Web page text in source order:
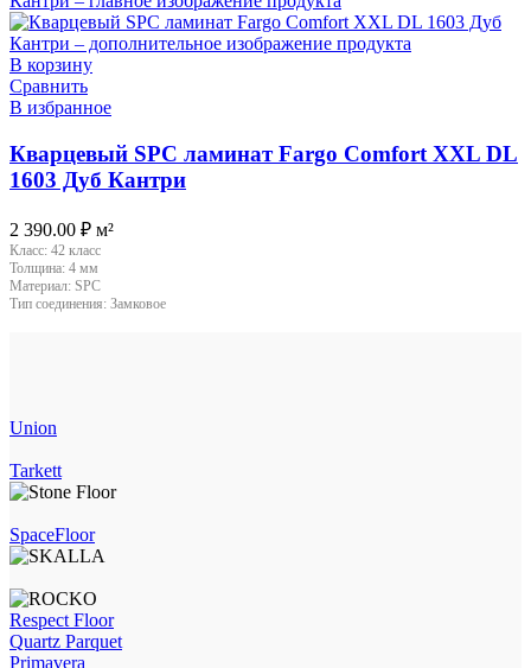
В корзину
Сравнить
В избранное
Кварцевый SPC ламинат Fargo Comfort XXL DL
1603 Дуб Кантри
2 390.00 ₽ м²
Класс: 42 класс
Толщина: 4 мм
Материал: SPC
Тип соединения: Замковое
Union
Tarkett
SpaceFloor
Respect Floor
Quartz Parquet
Primavera